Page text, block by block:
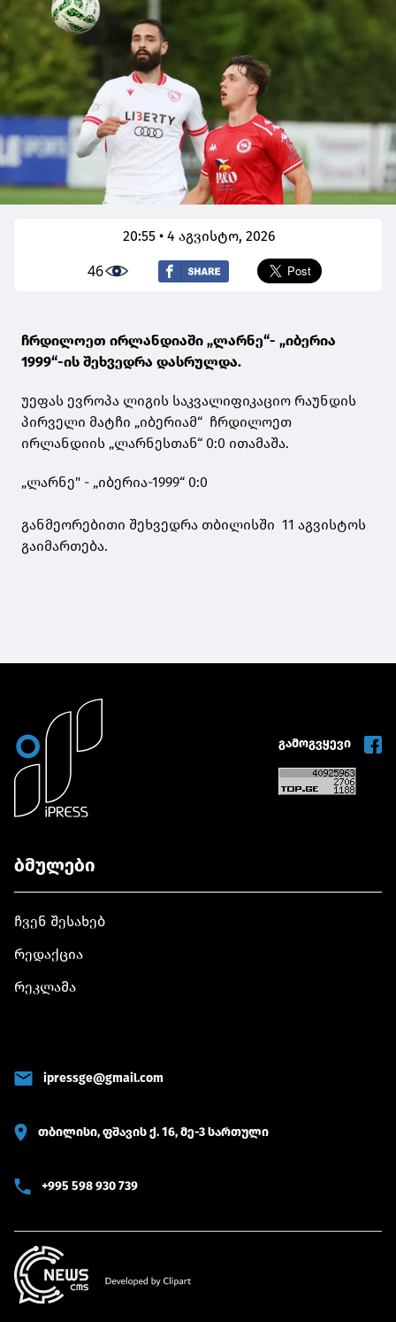
20:55 • 4 აგვისტო, 2026
46
ჩრდილოეთ ირლანდიაში „ლარნე“- „იბერია
1999“-ის შეხვედრა დასრულდა.
უეფას ევროპა ლიგის საკვალიფიკაციო რაუნდის
პირველი მატჩი „იბერიამ“ ჩრდილოეთ
ირლანდიის „ლარნესთან“ 0:0 ითამაშა.
„ლარნე" - „იბერია-1999“ 0:0
განმეორებითი შეხვედრა თბილისში 11 აგვისტოს
გაიმართება.
გამოგვყევი
ბმულები
ჩვენ შესახებ
რედაქცია
რეკლამა
ipressge@gmail.com
თბილისი, ფშავის ქ. 16, მე-3 სართული
+995 598 930 739